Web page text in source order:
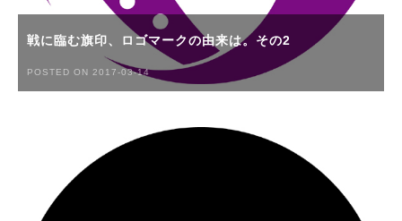
戦に臨む旗印、ロゴマークの由来は。その2
POSTED ON 2017-03-14